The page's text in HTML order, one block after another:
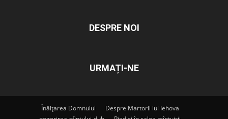
DESPRE NOI
URMAȚI-NE
Înălțarea Domnului
Despre Martorii lui Iehova